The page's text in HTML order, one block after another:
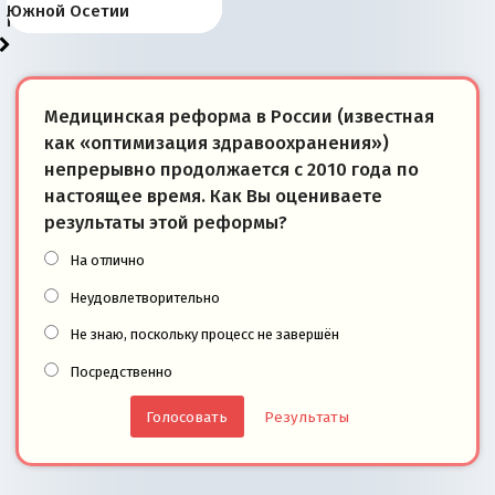
победители
«переобувании» хозяев
суверенной экономике
Анкориджа
внутренней политике
отношениям с Россией?
Южной Осетии
Медицинская реформа в России (известная
как «оптимизация здравоохранения»)
непрерывно продолжается с 2010 года по
настоящее время. Как Вы оцениваете
результаты этой реформы?
На отлично
Неудовлетворительно
Не знаю, поскольку процесс не завершён
Посредственно
Результаты